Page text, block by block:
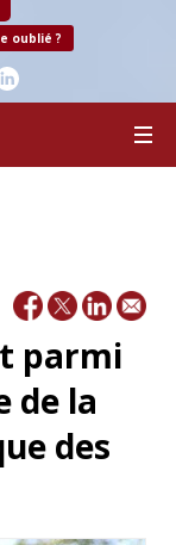
oublié ?
parmi
de la
des